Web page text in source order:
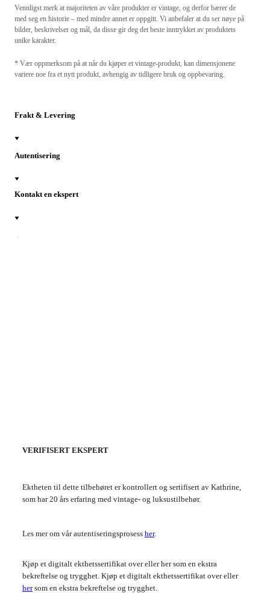
Vennligst merk at majoriteten av våre produkter er vintage, og derfor bærer de
med seg en historie – med mindre annet er oppgitt. Vi anbefaler at du ser nøye på
bilder, beskrivelser og mål, da disse gir deg det beste inntrykket av produktets
unike karakter.
* Vær oppmerksom på at når du kjøper et vintage-produkt, kan dimensjonene
variere noe fra et nytt produkt, avhengig av tidligere bruk og oppbevaring.
Frakt & Levering
Autentisering
Kontakt en ekspert
VERIFISERT EKSPERT
Ektheten til dette tilbehøret er kontrollert og sertifisert av Kathrine,
som har 20 års erfaring med vintage- og luksustilbehør.
Les mer om vår autentiseringsprosess her.
Kjøp et digitalt ekthetssertifikat over eller her som en ekstra
bekreftelse og trygghet. Kjøp et digitalt ekthetssertifikat over eller
hersom en ekstra bekreftelse og trygghet.